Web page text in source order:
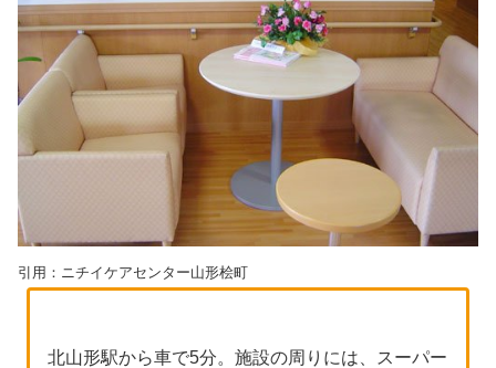
引用：ニチイケアセンター山形桧町
北山形駅から車で5分。施設の周りには、スーパー